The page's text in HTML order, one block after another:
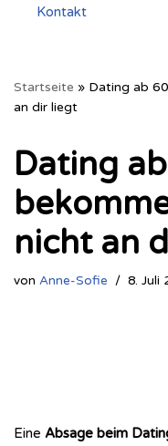
Kontakt
Startseite » Dating ab
an dir liegt
Dating
nicht an
von Anne-Sofie 8. Juli
Eine Absage beim